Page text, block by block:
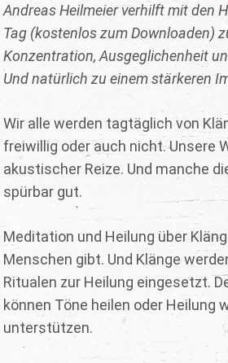
Andreas Heilmeier verhilft mit den
Tag (kostenlos zum Downloaden)
Konzentration, Ausgeglichenheit
Und natürlich zu einem stärkeren
Wir alle werden tagtäglich von
freiwillig oder auch nicht. Unsere
akustischer Reize. Und manche
spürbar gut.
Meditation und Heilung über
Menschen gibt. Und Klänge
Ritualen zur Heilung eingesetzt.
können Töne heilen oder Heilung
unterstützen.